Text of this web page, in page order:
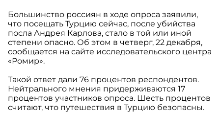
Большинство россиян в ходе опроса заявили,
что посещать Турцию сейчас, после убийства
посла Андрея Карлова, стало в той или иной
степени опасно. Об этом в четверг, 22 декабря,
сообщается на сайте исследовательского центра
«Ромир».
Такой ответ дали 76 процентов респондентов.
Нейтрального мнения придерживаются 17
процентов участников опроса. Шесть процентов
считают, что путешествия в Турцию безопасны.